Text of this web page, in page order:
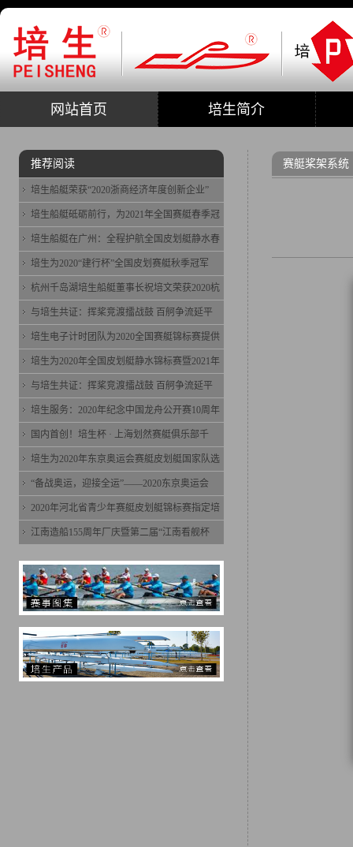
网站首页 培生简介
赛艇桨架系统
推荐阅读
培生船艇荣获“2020浙商经济年度创新企业”
培生船艇砥砺前行，为2021年全国赛艇春季冠
培生船艇在广州：全程护航全国皮划艇静水春
培生为2020“建行杯”全国皮划赛艇秋季冠军
杭州千岛湖培生船艇董事长祝培文荣获2020杭
与培生共证：挥桨竞渡擂战鼓 百舸争流延平
培生电子计时团队为2020全国赛艇锦标赛提供
培生为2020年全国皮划艇静水锦标赛暨2021年
与培生共证：挥桨竞渡擂战鼓 百舸争流延平
培生服务：2020年纪念中国龙舟公开赛10周年
国内首创！培生杯 · 上海划然赛艇俱乐部千
培生为2020年东京奥运会赛艇皮划艇国家队选
“备战奥运，迎接全运”——2020东京奥运会
2020年河北省青少年赛艇皮划艇锦标赛指定培
江南造船155周年厂庆暨第二届“江南看舰杯